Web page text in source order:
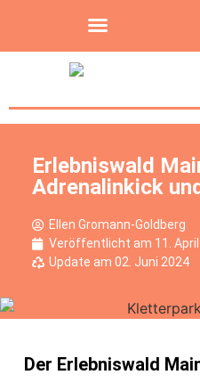
Erlebniswald
Adrenalinkick
Ellen Gromann-Goldberg
Veröffentlicht am 11.
Update am 02. Juni 2024
Der Erlebniswald